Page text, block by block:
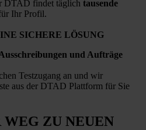
DTAD findet täglich tausende
Ihr Profil.
SICHERE LÖSUNG
und Aufträge
Testzugang an und wir
aus der DTAD Plattform für Sie
WEG ZU NEUEN